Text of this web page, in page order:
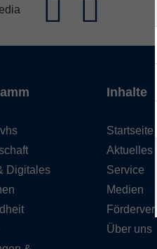
Digitales
Inhalte
Startseite
Aktuelles
Service
Medien
Über uns